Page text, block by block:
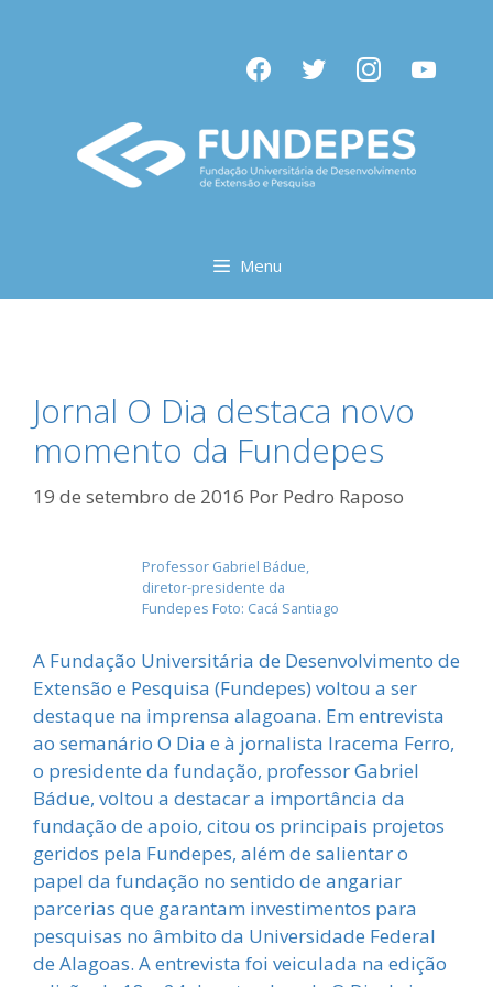
facebooktwitter instagramyoutube
Menu
Jornal O Dia destaca novo
momento da Fundepes
19 de setembro de 2016 Por Pedro Raposo
Professor Gabriel Bádue,
diretor-presidente da
Fundepes Foto: Cacá Santiago
A Fundação Universitária de Desenvolvimento de
Extensão e Pesquisa (Fundepes) voltou a ser
destaque na imprensa alagoana. Em entrevista
ao semanário O Dia e à jornalista Iracema Ferro,
o presidente da fundação, professor Gabriel
Bádue, voltou a destacar a importância da
fundação de apoio, citou os principais projetos
geridos pela Fundepes, além de salientar o
papel da fundação no sentido de angariar
parcerias que garantam investimentos para
pesquisas no âmbito da Universidade Federal
de Alagoas. A entrevista foi veiculada na edição